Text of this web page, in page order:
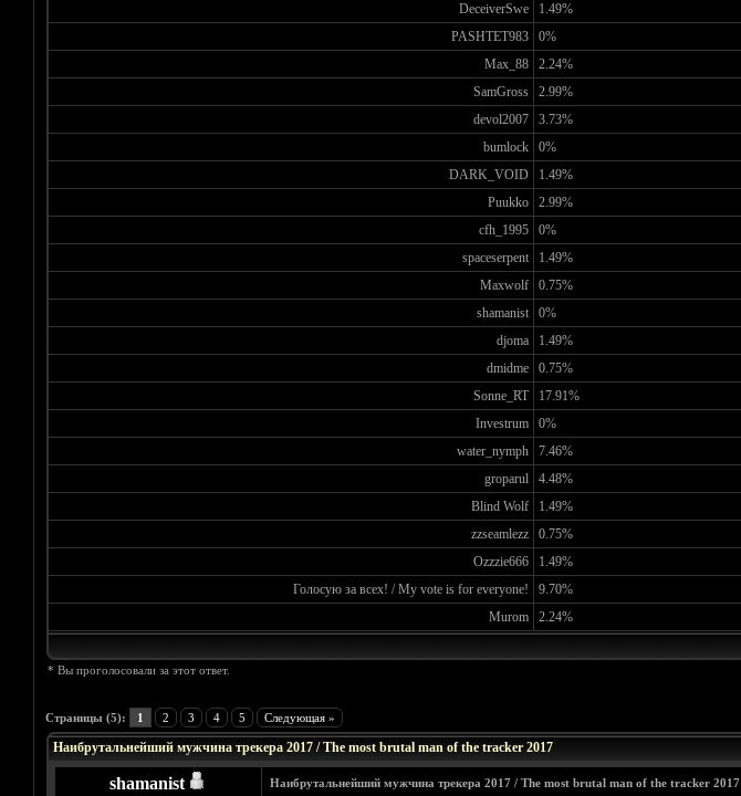
DeceiverSwe
1.49%
PASHTET983
0%
Max_88
2.24%
SamGross
2.99%
devol2007
3.73%
bumlock
0%
DARK_VOID
1.49%
Puukko
2.99%
cfh_1995
0%
spaceserpent
1.49%
Maxwolf
0.75%
shamanist
0%
djoma
1.49%
dmidme
0.75%
Sonne_RT
17.91%
Investrum
0%
water_nymph
7.46%
groparul
4.48%
Blind Wolf
1.49%
zzseamlezz
0.75%
Ozzzie666
1.49%
Голосую за всех! / My vote is for everyone!
9.70%
Murom
2.24%
* Вы проголосовали за этот ответ.
Страницы (5): 1 2 3 4 5 Следующая »
Голосов: 4 - Средняя оценка: 5
12345
Наибрутальнейший мужчина трекера 2017 / The most brutal man of the tracker 2017
shamanist Наибрутальнейший мужчина трекера 2017 / The most brutal man of the tracker 2017